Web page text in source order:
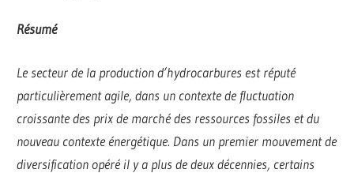
Résumé
Le secteur de la production d’hydrocarbures est réputé
particulièrement agile, dans un contexte de fluctuation
croissante des prix de marché des ressources fossiles et du
nouveau contexte énergétique. Dans un premier mouvement de
diversification opéré il y a plus de deux décennies, certains